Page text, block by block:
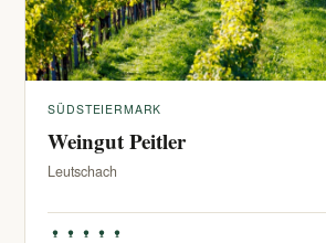
SÜDSTEIERMARK
Weingut Peitler
Leutschach